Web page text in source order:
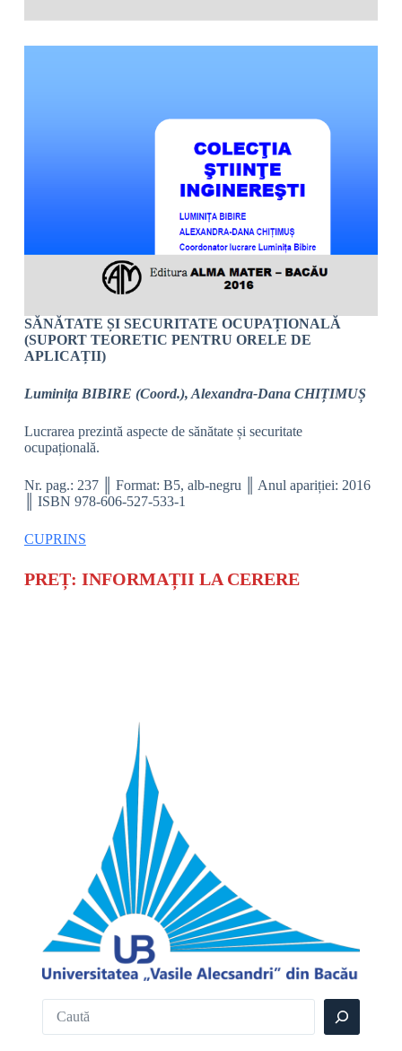
SĂNĂTATE ȘI SECURITATE OCUPAȚIONALĂ
(SUPORT TEORETIC PENTRU ORELE DE
APLICAȚII)
Luminița BIBIRE (Coord.), Alexandra-Dana CHIȚIMUȘ
Lucrarea prezintă aspecte de sănătate și securitate
ocupațională.
Nr. pag.: 237 ║ Format: B5, alb-negru ║ Anul apariției: 2016
║ ISBN 978-606-527-533-1
CUPRINS
PREȚ: INFORMAȚII LA CERERE